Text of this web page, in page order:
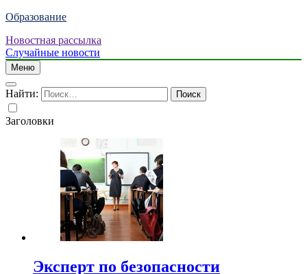
Образование
Новостная рассылка
Случайные новости
Меню
Найти:
Заголовки
Эксперт по безопасности